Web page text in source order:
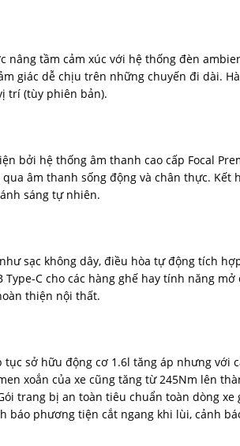
nâng tầm cảm xúc với hệ thống đèn
giác dễ chịu trên những chuyến đi dài.
trí (tùy phiên bản).
bởi hệ thống âm thanh cao cấp Focal
âm thanh sống động và chân thực. Kết
sáng tự nhiên.
sạc không dây, điều hòa tự động tích
Type-C cho các hàng ghế hay tính năng
thiện nội thất.
sở hữu động cơ 1.6l tăng áp nhưng với
xoắn của xe cũng tăng từ 245Nm lên
trang bị an toàn tiêu chuẩn toàn dòng
báo phương tiện cắt ngang khi lùi, cảnh